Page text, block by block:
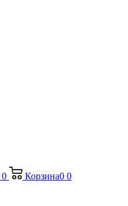
0 Корзина0 0